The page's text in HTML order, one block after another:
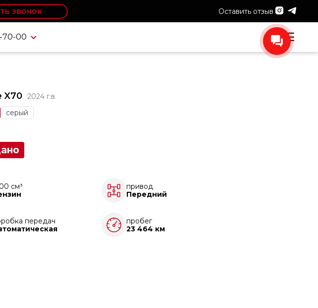
звонок Оставить отзыв
70-00
X70 2024 г.в.
серый
см³
привод
Передний
передач
пробег
23 464 км